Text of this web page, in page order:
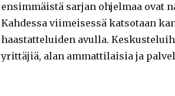
ensimmäistä sarjan ohjelmaa ovat
Kahdessa viimeisessä katsotaan
haastatteluiden avulla.
yrittäjiä, alan ammattilaisia ja